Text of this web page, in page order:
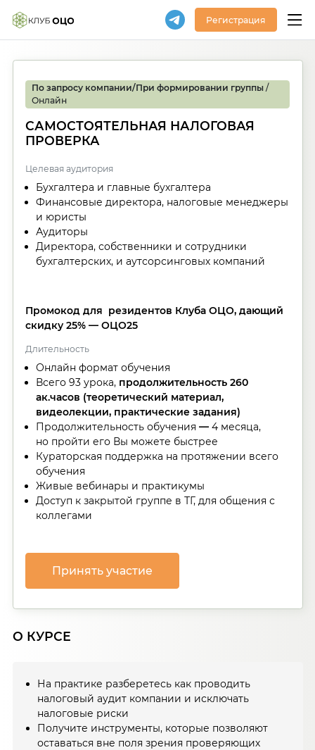
Регистрация
По запросу компании/При формировании группы/
Онлайн
САМОСТОЯТЕЛЬНАЯ НАЛОГОВАЯ
ПРОВЕРКА
Целевая аудитория
Бухгалтера и главные бухгалтера
Финансовые директора, налоговые менеджеры
и юристы
Аудиторы
Директора, собственники и сотрудники
бухгалтерских, и аутсорсинговых компаний
Промокод для резидентов Клуба ОЦО, дающий
скидку 25% — ОЦО25
Длительность
Онлайн формат обучения
Всего 93 урока, продолжительность 260
ак.часов (теоретический материал,
видеолекции, практические задания)
Продолжительность обучения — 4 месяца,
но пройти его Вы можете быстрее
Кураторская поддержка на протяжении всего
обучения
Живые вебинары и практикумы
Доступ к закрытой группе в ТГ, для общения с
коллегами
Принять участие
О КУРСЕ
На практике разберетесь как проводить
налоговый аудит компании и исключать
налоговые риски
Получите инструменты, которые позволяют
оставаться вне поля зрения проверяющих